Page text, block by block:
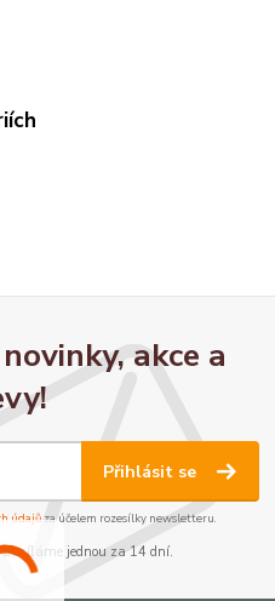
akce a
Přihlásit se
údajůza účelem rozesílky newsletteru.
jednou za 14 dní.